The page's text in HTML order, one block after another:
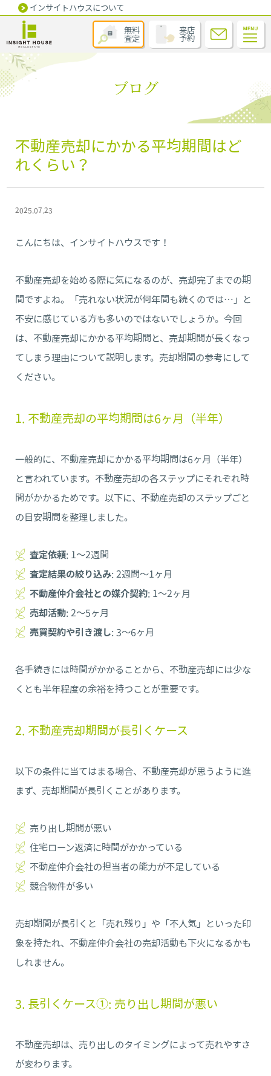
無料
査定
来店
予約
インサイトハウスについて
ブログ
不動産売却にかかる平均期間はど
れくらい？
2025.07.23
こんにちは、インサイトハウスです！
不動産売却を始める際に気になるのが、売却完了までの期
間ですよね。「売れない状況が何年間も続くのでは…」と
不安に感じている方も多いのではないでしょうか。今回
は、不動産売却にかかる平均期間と、売却期間が長くなっ
てしまう理由について説明します。売却期間の参考にして
ください。
1. 不動産売却の平均期間は6ヶ月（半年）
一般的に、不動産売却にかかる平均期間は6ヶ月（半年）
と言われています。不動産売却の各ステップにそれぞれ時
間がかかるためです。以下に、不動産売却のステップごと
の目安期間を整理しました。
査定依頼: 1～2週間
査定結果の絞り込み: 2週間～1ヶ月
不動産仲介会社との媒介契約: 1～2ヶ月
売却活動: 2～5ヶ月
売買契約や引き渡し: 3～6ヶ月
各手続きには時間がかかることから、不動産売却には少な
くとも半年程度の余裕を持つことが重要です。
2. 不動産売却期間が長引くケース
以下の条件に当てはまる場合、不動産売却が思うように進
まず、売却期間が長引くことがあります。
売り出し期間が悪い
住宅ローン返済に時間がかかっている
不動産仲介会社の担当者の能力が不足している
競合物件が多い
売却期間が長引くと「売れ残り」や「不人気」といった印
象を持たれ、不動産仲介会社の売却活動も下火になるかも
しれません。
3. 長引くケース①: 売り出し期間が悪い
不動産売却は、売り出しのタイミングによって売れやすさ
が変わります。